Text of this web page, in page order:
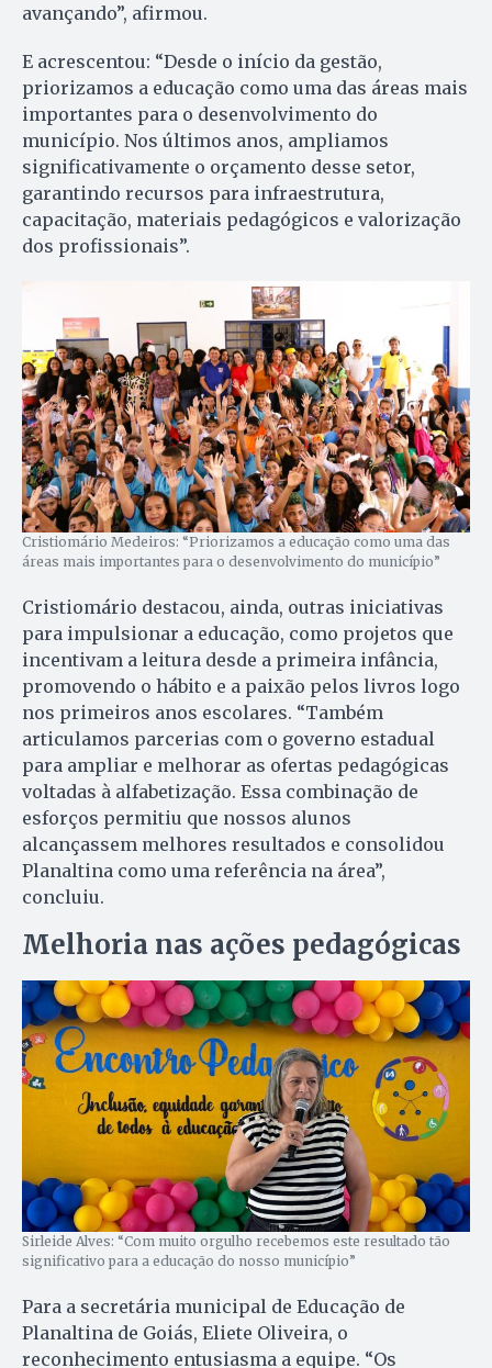
avançando”, afirmou.
E acrescentou: “Desde o início da gestão,
priorizamos a educação como uma das áreas mais
importantes para o desenvolvimento do
município. Nos últimos anos, ampliamos
significativamente o orçamento desse setor,
garantindo recursos para infraestrutura,
capacitação, materiais pedagógicos e valorização
dos profissionais”.
Cristiomário Medeiros: “Priorizamos a educação como uma das
áreas mais importantes para o desenvolvimento do município”
Cristiomário destacou, ainda, outras iniciativas
para impulsionar a educação, como projetos que
incentivam a leitura desde a primeira infância,
promovendo o hábito e a paixão pelos livros logo
nos primeiros anos escolares. “Também
articulamos parcerias com o governo estadual
para ampliar e melhorar as ofertas pedagógicas
voltadas à alfabetização. Essa combinação de
esforços permitiu que nossos alunos
alcançassem melhores resultados e consolidou
Planaltina como uma referência na área”,
concluiu.
Melhoria nas ações pedagógicas
Sirleide Alves: “Com muito orgulho recebemos este resultado tão
significativo para a educação do nosso município”
Para a secretária municipal de Educação de
Planaltina de Goiás, Eliete Oliveira, o
reconhecimento entusiasma a equipe. “Os